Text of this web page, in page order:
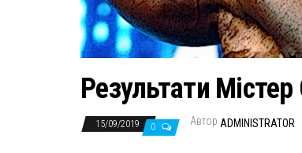
Результати
15/09/2019 0 Автор ADMINISTRATOR